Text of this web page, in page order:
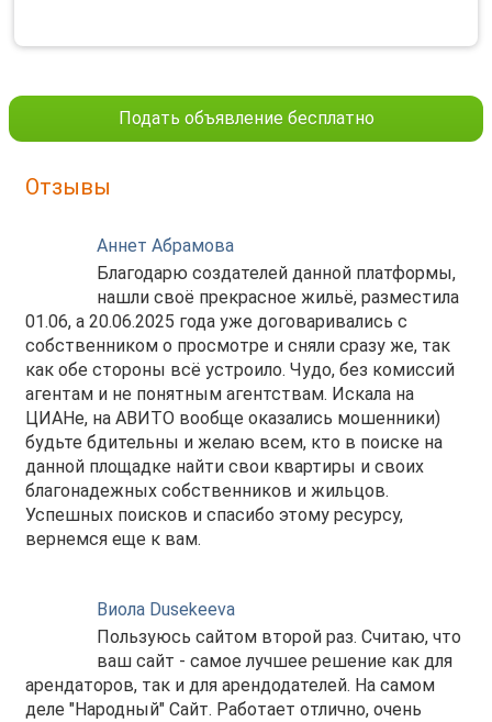
Подать объявление бесплатно
Отзывы
Аннет Абрамова
Благодарю создателей данной платформы,
нашли своё прекрасное жильё, разместила
01.06, а 20.06.2025 года уже договаривались с
собственником о просмотре и сняли сразу же, так
как обе стороны всё устроило. Чудо, без комиссий
агентам и не понятным агентствам. Искала на
ЦИАНе, на АВИТО вообще оказались мошенники)
будьте бдительны и желаю всем, кто в поиске на
данной площадке найти свои квартиры и своих
благонадежных собственников и жильцов.
Успешных поисков и спасибо этому ресурсу,
вернемся еще к вам.
Виола Dusekeeva
Пользуюсь сайтом второй раз. Считаю, что
ваш сайт - самое лучшее решение как для
арендаторов, так и для арендодателей. На самом
деле "Народный" Сайт. Работает отлично, очень